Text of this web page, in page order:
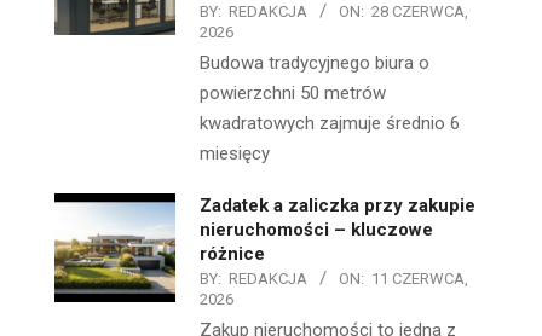
BY: REDAKCJA ON: 28 CZERWCA,
2026
Budowa tradycyjnego biura o
powierzchni 50 metrów
kwadratowych zajmuje średnio 6
miesięcy
Zadatek a zaliczka przy zakupie
nieruchomości – kluczowe
różnice
BY: REDAKCJA ON: 11 CZERWCA,
2026
Zakup nieruchomości to jedna z